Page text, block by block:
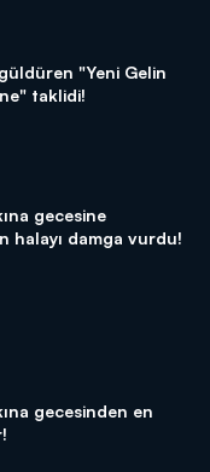
"Yeni Gelin
taklidi!
gecesine
halayı damga vurdu!
gecesinden en